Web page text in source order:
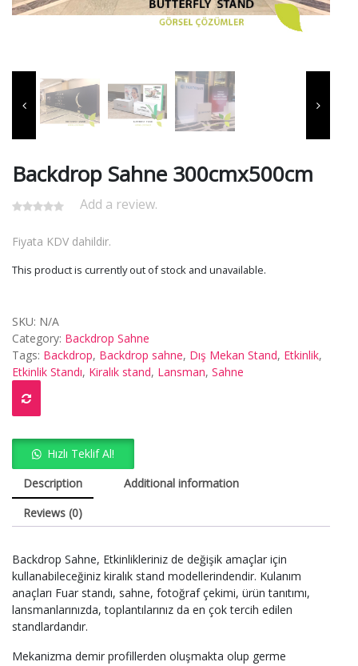
Backdrop Sahne 300cmx500cm
Add a review.
Fiyata KDV dahildir.
This product is currently out of stock and unavailable.
SKU: N/A
Category: Backdrop Sahne
Tags: Backdrop, Backdrop sahne, Dış Mekan Stand, Etkinlik,
Etkinlik Standı, Kiralık stand, Lansman, Sahne
Hızlı Teklif Al!
Description
Additional information
Reviews (0)
Backdrop Sahne, Etkinlikleriniz de değişik amaçlar için
kullanabileceğiniz kiralık stand modellerindendir. Kulanım
anaçları Fuar standı, sahne, fotoğraf çekimi, ürün tanıtımı,
lansmanlarınızda, toplantılarınız da en çok tercih edilen
standlardandır.
Mekanizma demir profillerden oluşmakta olup germe